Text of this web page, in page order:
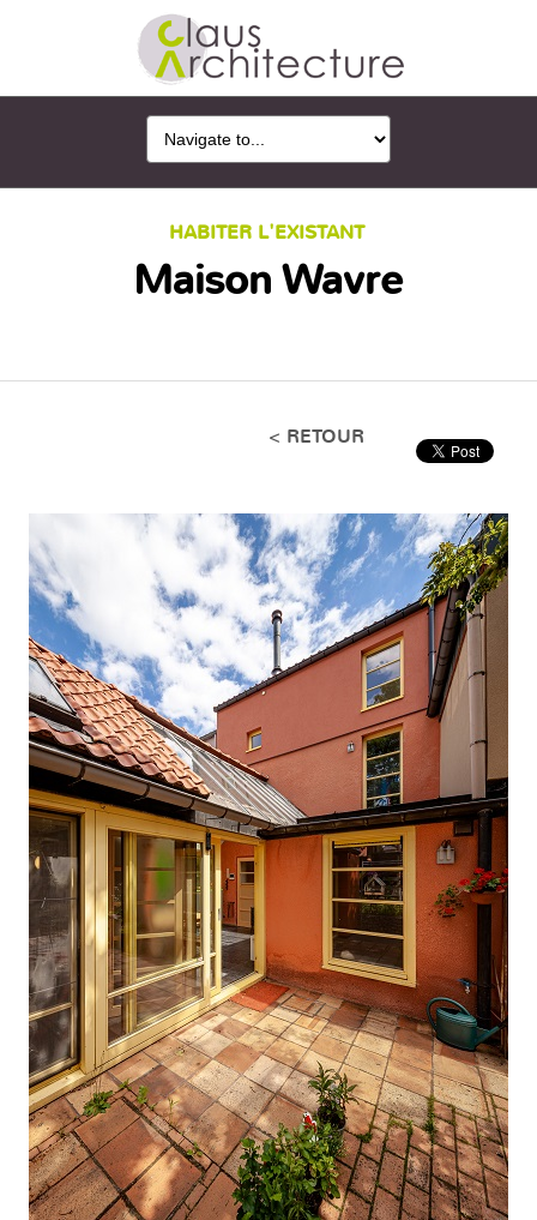
HABITER L'EXISTANT
Maison Wavre
< RETOUR